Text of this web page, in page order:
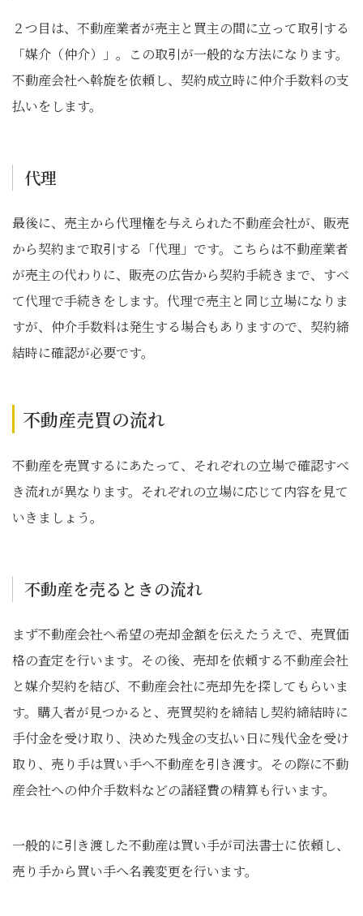
２つ目は、不動産業者が売主と買主の間に立って取引する
「媒介（仲介）」。この取引が一般的な方法になります。
不動産会社へ斡旋を依頼し、契約成立時に仲介手数料の支
払いをします。
代理
最後に、売主から代理権を与えられた不動産会社が、販売
から契約まで取引する「代理」です。こちらは不動産業者
が売主の代わりに、販売の広告から契約手続きまで、すべ
て代理で手続きをします。代理で売主と同じ立場になりま
すが、仲介手数料は発生する場合もありますので、契約締
結時に確認が必要です。
不動産売買の流れ
不動産を売買するにあたって、それぞれの立場で確認すべ
き流れが異なります。それぞれの立場に応じて内容を見て
いきましょう。
不動産を売るときの流れ
まず不動産会社へ希望の売却金額を伝えたうえで、売買価
格の査定を行います。その後、売却を依頼する不動産会社
と媒介契約を結び、不動産会社に売却先を探してもらいま
す。購入者が見つかると、売買契約を締結し契約締結時に
手付金を受け取り、決めた残金の支払い日に残代金を受け
取り、売り手は買い手へ不動産を引き渡す。その際に不動
産会社への仲介手数料などの諸経費の精算も行います。
一般的に引き渡した不動産は買い手が司法書士に依頼し、
売り手から買い手へ名義変更を行います。